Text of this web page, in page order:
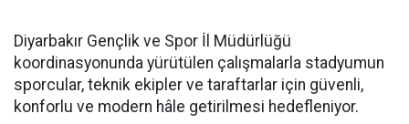
Diyarbakır Gençlik ve Spor İl Müdürlüğü
koordinasyonunda yürütülen çalışmalarla stadyumun
sporcular, teknik ekipler ve taraftarlar için güvenli,
konforlu ve modern hâle getirilmesi hedefleniyor.